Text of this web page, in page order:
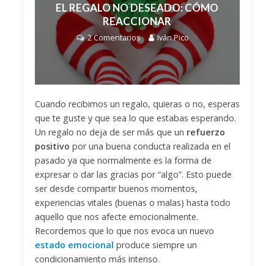
EL REGALO NO DESEADO: CÓMO
REACCIONAR
2 Comentarios Iván Pico
Cuando recibimos un regalo, quieras o no, esperas
que te guste y que sea lo que estabas esperando.
Un regalo no deja de ser más que un refuerzo
positivo por una buena conducta realizada en el
pasado ya que normalmente es la forma de
expresar o dar las gracias por “algo”. Esto puede
ser desde compartir buenos momentos,
experiencias vitales (buenas o malas) hasta todo
aquello que nos afecte emocionalmente.
Recordemos que lo que nos evoca un nuevo
estado emocional produce siempre un
condicionamiento más intenso.